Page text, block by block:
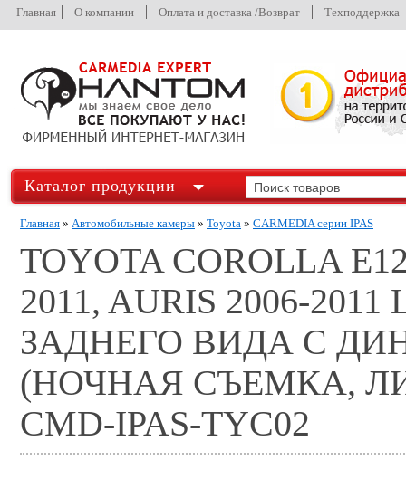
Главная О компании Оплата и доставка /Возврат Техподдержка
Каталог продукции
Главная » Автомобильные камеры » Toyota » CARMEDIA серии IPAS
TOYOTA COROLLA
2011, AURIS 2006-
ЗАДНЕГО ВИДА С
(НОЧНАЯ СЪЕМКА,
CMD-IPAS-TYC02